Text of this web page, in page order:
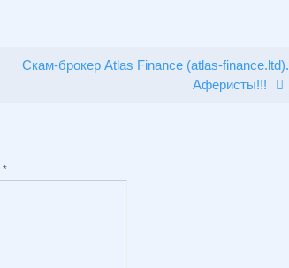
Скам-брокер Atlas Finance (atlas-finance.ltd).
Аферисты!!!
*